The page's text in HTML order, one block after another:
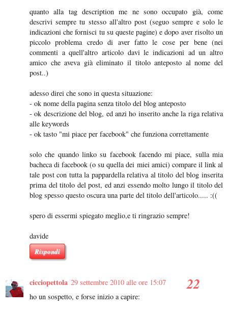
quanto alla tag description me ne sono occupato già, come
descrivi sempre tu stesso all'altro post (seguo sempre e solo le
indicazioni che fornisci tu su queste pagine) e dopo aver risolto un
piccolo problema credo di aver fatto le cose per bene (nei
commenti a quell'altro articolo davi le indicazioni ad un altro
amico che aveva già eliminato il titolo anteposto al nome del
post..)
adesso direi che sono in questa situazione:
- ok nome della pagina senza titolo del blog anteposto
- ok descrizione del blog, ed anzi ho inserito anche la riga relativa
alle keywords
- ok tasto "mi piace per facebook" che funziona correttamente
solo che quando linko su facebook facendo mi piace, sulla mia
bacheca di facebook (o su quella dei miei amici) compare il link al
tale post con tutta la pappardella relativa al titolo del blog inserita
prima del titolo del post, ed anzi essendo molto lungo il titolo del
blog spesso questo oscura una parte del titolo dell'articolo..... :((
spero di essermi spiegato meglio,e ti ringrazio sempre!
davide
Rispondi
cicciopettola 29 settembre 2010 alle ore 15:07
ho un sospetto, e forse inizio a capire: